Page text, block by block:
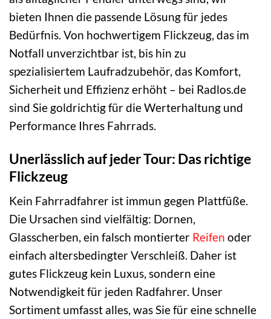
bieten Ihnen die passende Lösung für jedes
Bedürfnis. Von hochwertigem Flickzeug, das im
Notfall unverzichtbar ist, bis hin zu
spezialisiertem Laufradzubehör, das Komfort,
Sicherheit und Effizienz erhöht – bei Radlos.de
sind Sie goldrichtig für die Werterhaltung und
Performance Ihres Fahrrads.
Unerlässlich auf jeder Tour: Das richtige
Flickzeug
Kein Fahrradfahrer ist immun gegen Plattfüße.
Die Ursachen sind vielfältig: Dornen,
Glasscherben, ein falsch montierter Reifen oder
einfach altersbedingter Verschleiß. Daher ist
gutes Flickzeug kein Luxus, sondern eine
Notwendigkeit für jeden Radfahrer. Unser
Sortiment umfasst alles, was Sie für eine schnelle